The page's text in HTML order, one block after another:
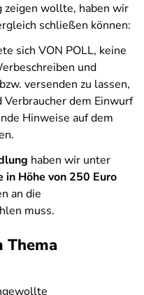
zeigen wollte, haben wir
schließen können:
sich VON POLL, keine
und
versenden zu lassen,
dem Einwurf
Hinweise auf dem
haben wir unter
in Höhe von 250 Euro
an die
muss.